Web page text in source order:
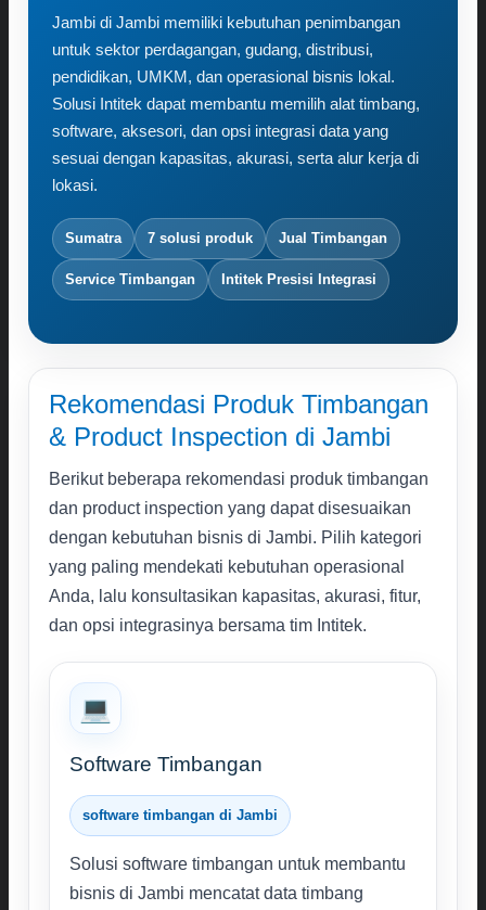
Kontak
Search
Jambi di Jambi memiliki kebutuhan penimbangan
untuk sektor perdagangan, gudang, distribusi,
pendidikan, UMKM, dan operasional bisnis lokal.
Solusi Intitek dapat membantu memilih alat timbang,
software, aksesori, dan opsi integrasi data yang
sesuai dengan kapasitas, akurasi, serta alur kerja di
lokasi.
Sumatra 7 solusi produk Jual Timbangan
Service Timbangan Intitek Presisi Integrasi
Rekomendasi Produk Timbangan
& Product Inspection di Jambi
Berikut beberapa rekomendasi produk timbangan
dan product inspection yang dapat disesuaikan
dengan kebutuhan bisnis di Jambi. Pilih kategori
yang paling mendekati kebutuhan operasional
Anda, lalu konsultasikan kapasitas, akurasi, fitur,
dan opsi integrasinya bersama tim Intitek.
💻
Software Timbangan
software timbangan di Jambi
Solusi software timbangan untuk membantu
bisnis di Jambi mencatat data timbang